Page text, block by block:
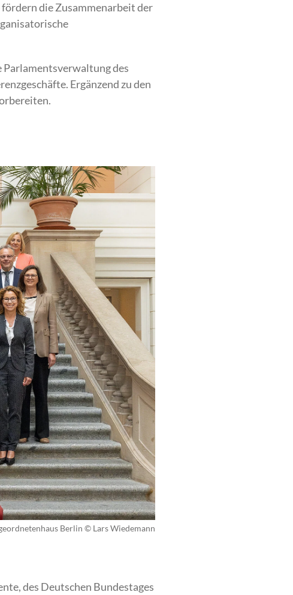
die Zusammenarbeit der
Parlamentsverwaltung des
Ergänzend zu den
Berlin © Lars Wiedemann
des Deutschen Bundestages